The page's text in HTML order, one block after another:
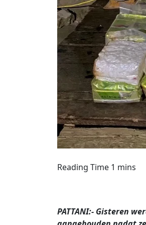
PATTANI:- Gisteren